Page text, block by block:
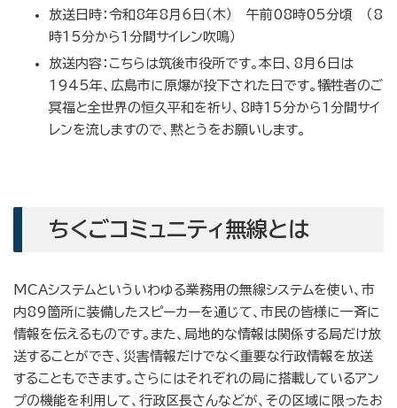
放送日時：令和8年8月6日（木） 午前08時05分頃 （8
時15分から1分間サイレン吹鳴）
放送内容：こちらは筑後市役所です。本日、8月6日は
1945年、広島市に原爆が投下された日です。犠牲者のご
冥福と全世界の恒久平和を祈り、8時15分から1分間サイ
レンを流しますので、黙とうをお願いします。
ちくごコミュニティ無線とは
MCAシステムといういわゆる業務用の無線システムを使い、市
内89箇所に装備したスピーカーを通じて、市民の皆様に一斉に
情報を伝えるものです。また、局地的な情報は関係する局だけ放
送することができ、災害情報だけでなく重要な行政情報を放送
することもできます。さらにはそれぞれの局に搭載しているアン
プの機能を利用して、行政区長さんなどが、その区域に限ったお